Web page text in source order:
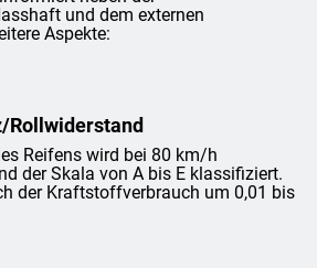
und dem externen
Aspekte:
Reifens wird bei 80 km/h
der Skala von A bis E klassifiziert.
der Kraftstoffverbrauch um 0,01 bis